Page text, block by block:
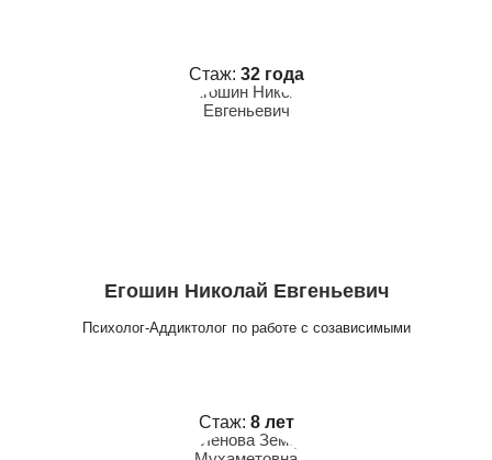
Стаж: 32 года
Егошин Николай Евгеньевич
Психолог-Аддиктолог по работе с созависимыми
Стаж: 8 лет